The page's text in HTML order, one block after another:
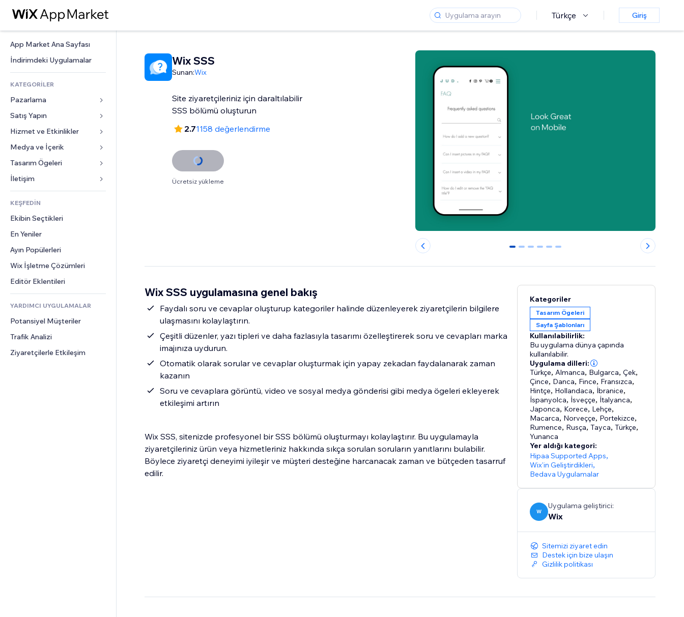
Türkçe Giriş
App Market Ana Sayfası
İndirimdeki Uygulamalar
KATEGORİLER
Pazarlama
Reklamlar
Mobil
Site Analizleri
Sosyal Ağ
Site Listeleri
E-posta
Satış Yapın
Mağazalar için uygulamalar
Gönderim ve Teslimat
Satış Düğmeleri
Muhasebe
Kuponlar ve Müşteri Sadakati
Depolama Çözümleri
Hizmet ve Etkinlikler
Oteller
Etkinlikler
Restoranlar
Emlak
Randevular
Medya ve İçerik
Galeri
Müzik
Podcast
Fotoğrafçılık
Video
PDF
Dosya Paylaşımı
Haberler
Tasarım Ögeleri
Haritalar ve Navigasyon
Gizlilik ve Güvenlik
Saat
Sayfa Şablonları
Görüntü Efektleri
Düğmeler ve Menüler
Afişler ve Rozetler
Hesap Makineleri
Arama
Hava Durumu
Grafik ve Tablolar
Formlar
Blog
Anketler
Sohbet
Yorumlar
Telefon
Topluluk
Değerlendirmeler ve Müşteri
KEŞFEDİN
Ekibin Seçtikleri
En Yeniler
Ayın Popülerleri
Wix İşletme Çözümleri
Editör Eklentileri
YARDIMCI UYGULAMALAR
Potansiyel Müşteriler
Trafik Analizi
Ziyaretçilerle Etkileşim
Wix SSS
Sunan:Wix
Site ziyaretçileriniz için daraltılabilir
SSS bölümü oluşturun
2.71158 değerlendirme
Ücretsiz yükleme
0 1 2 3 4 5
Wix SSS uygulamasına genel bakış
Faydalı soru ve cevaplar oluşturup kategoriler halinde düzenleyerek ziyaretçilerin bilgilere
ulaşmasını kolaylaştırın.
Çeşitli düzenler, yazı tipleri ve daha fazlasıyla tasarımı özelleştirerek soru ve cevapları marka
imajınıza uydurun.
Otomatik olarak sorular ve cevaplar oluşturmak için yapay zekadan faydalanarak zaman
kazanın
Soru ve cevaplara görüntü, video ve sosyal medya gönderisi gibi medya ögeleri ekleyerek
etkileşimi artırın
Wix SSS, sitenizde profesyonel bir SSS bölümü oluşturmayı kolaylaştırır. Bu uygulamayla
ziyaretçileriniz ürün veya hizmetleriniz hakkında sıkça sorulan soruların yanıtlarını bulabilir.
Böylece ziyaretçi deneyimi iyileşir ve müşteri desteğine harcanacak zaman ve bütçeden tasarruf
edilir.
Kategoriler
Tasarım Ögeleri
Sayfa Şablonları
Kullanılabilirlik:
Bu uygulama dünya çapında
kullanılabilir.
Uygulama dilleri:
Türkçe, Almanca, Bulgarca,Çek,
Çince, Danca, Fince, Fransızca,
Hintçe, Hollandaca, İbranice,
İspanyolca, İsveççe, İtalyanca,
Japonca, Korece, Lehçe,
Macarca, Norveççe, Portekizce,
Rumence, Rusça,Tayca,Türkçe,
Yunanca
Yer aldığı kategori:
Hipaa Supported Apps,
Wix'in Geliştirdikleri,
Bedava Uygulamalar
W
Uygulama geliştirici:
Wix
Sitemizi ziyaret edin
Destek için bize ulaşın
Gizlilik politikası